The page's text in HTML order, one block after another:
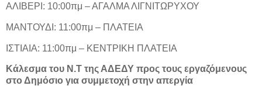
ΑΛΙΒΕΡΙ: 10:00πμ – ΑΓΑΛΜΑ ΛΙΓΝΙΤΩΡΥΧΟΥ
ΜΑΝΤΟΥΔΙ: 11:00πμ – ΠΛΑΤΕΙΑ
ΙΣΤΙΑΙΑ: 11:00πμ – ΚΕΝΤΡΙΚΗ ΠΛΑΤΕΙΑ
Κάλεσμα του Ν.Τ της ΑΔΕΔΥ προς τους εργαζόμενους
στο Δημόσιο για συμμετοχή στην απεργία